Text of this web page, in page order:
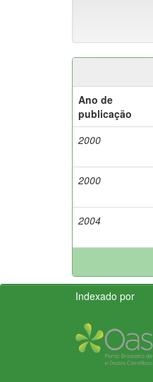
Ano de
publicação
2000
2000
2004
Indexado por